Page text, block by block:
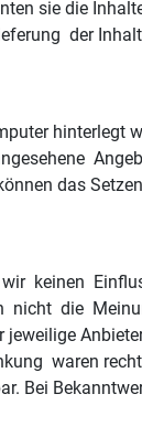
sie die
der
hinterlegt
das
wir keinen
nicht die
waren
Bei